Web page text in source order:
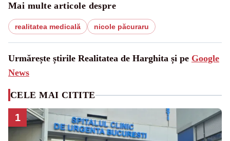
Mai multe articole despre
realitatea medicală nicole păcuraru
Urmărește știrile Realitatea de Harghita și pe Google
News
CELE MAI CITITE
1